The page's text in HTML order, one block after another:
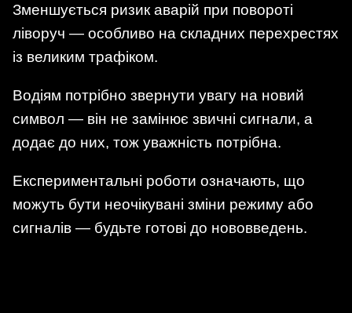
Зменшується ризик аварій при повороті
ліворуч — особливо на складних перехрестях
із великим трафіком.
Водіям потрібно звернути увагу на новий
символ — він не замінює звичні сигнали, а
додає до них, тож уважність потрібна.
Експериментальні роботи означають, що
можуть бути неочікувані зміни режиму або
сигналів — будьте готові до нововведень.